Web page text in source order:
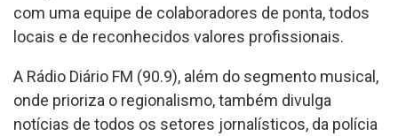
com uma equipe de colaboradores de ponta, todos
locais e de reconhecidos valores profissionais.
A Rádio Diário FM (90.9), além do segmento musical,
onde prioriza o regionalismo, também divulga
notícias de todos os setores jornalísticos, da polícia